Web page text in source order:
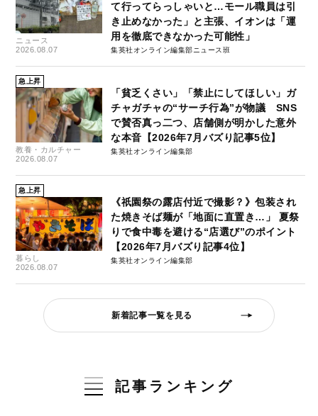
ニュース
2026.08.07
て行ってらっしゃいと…モール職員は引
き止めなかった」と主張、イオンは「運
用を徹底できなかった可能性」
集英社オンライン編集部ニュース班
急上昇
教養・カルチャー
2026.08.07
「貧乏くさい」「禁止にしてほしい」ガ
チャガチャの“サーチ行為”が物議 SNS
で賛否真っ二つ、店舗側が明かした意外
な本音【2026年7月バズり記事5位】
集英社オンライン編集部
急上昇
暮らし
2026.08.07
《祇園祭の露店付近で撮影？》包装され
た焼きそば麺が「地面に直置き…」 夏祭
りで食中毒を避ける“店選び”のポイント
【2026年7月バズり記事4位】
集英社オンライン編集部
新着記事一覧を見る
記事ランキング